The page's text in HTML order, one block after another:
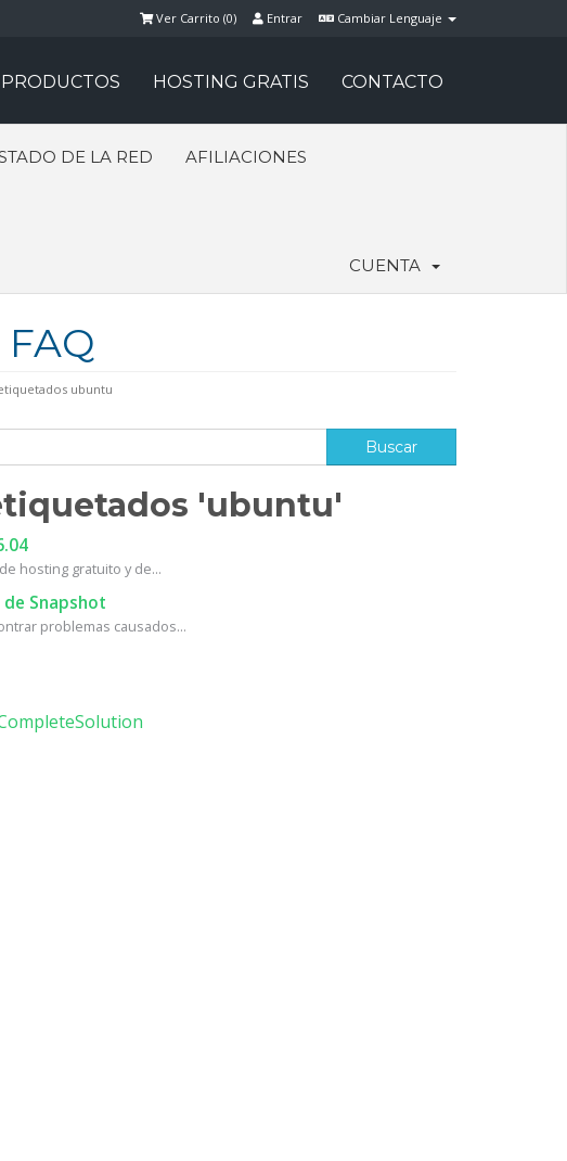
Cambiar Lenguaje
Entrar
Ver Carrito (0)
PRODUCTOS HOSTING GRATIS CONTACTO
DE LA RED AFILIACIONES
CUENTA
ubuntu
'ubuntu'
hosting gratuito y de...
Snapshot
problemas causados...